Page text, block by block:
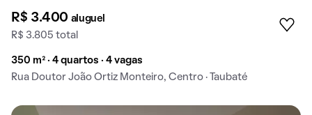
R$ 3.400 aluguel
R$ 3.805 total
350 m² · 4 quartos · 4 vagas
Rua Doutor João Ortiz Monteiro, Centro · Taubaté